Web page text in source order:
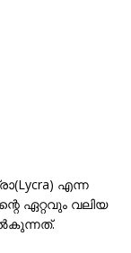
എന്ന
ഏറ്റവും വലിയ